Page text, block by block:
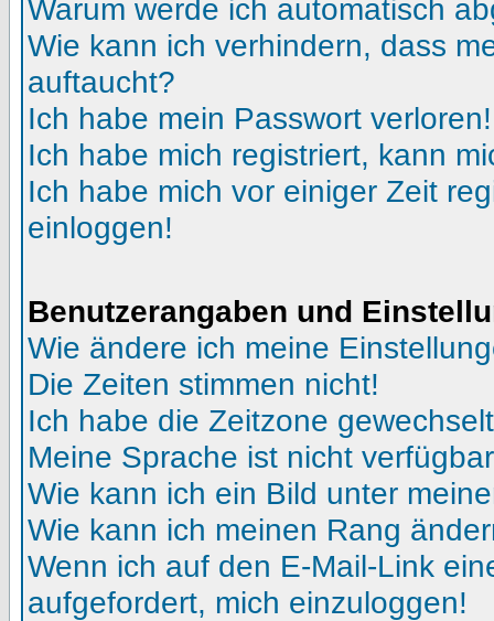
Warum werde ich automatisch
Wie kann ich verhindern, dass
auftaucht?
Ich habe mein Passwort verloren!
Ich habe mich registriert, kann
Ich habe mich vor einiger Zeit
einloggen!
Benutzerangaben und
Wie ändere ich meine
Die Zeiten stimmen nicht!
Ich habe die Zeitzone
Meine Sprache ist nicht
Wie kann ich ein Bild unter
Wie kann ich meinen Rang
Wenn ich auf den E-Mail-Link
aufgefordert, mich einzuloggen!